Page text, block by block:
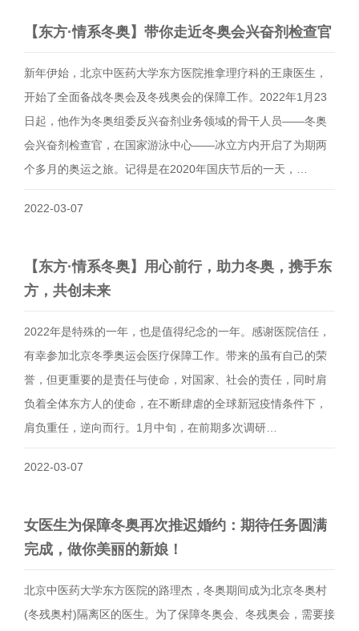
【东方·情系冬奥】带你走近冬奥会兴奋剂检查官
新年伊始，北京中医药大学东方医院推拿理疗科的王康医生，
开始了全面备战冬奥会及冬残奥会的保障工作。2022年1月23
日起，他作为冬奥组委反兴奋剂业务领域的骨干人员——冬奥
会兴奋剂检查官，在国家游泳中心——冰立方内开启了为期两
个多月的奥运之旅。记得是在2020年国庆节后的一天，…
2022-03-07
【东方·情系冬奥】用心前行，助力冬奥，携手东
方，共创未来
2022年是特殊的一年，也是值得纪念的一年。感谢医院信任，
有幸参加北京冬季奥运会医疗保障工作。带来的虽有自己的荣
誉，但更重要的是责任与使命，对国家、社会的责任，同时肩
负着全体东方人的使命，在不断肆虐的全球新冠疫情条件下，
肩负重任，逆向而行。1月中旬，在前期多次调研…
2022-03-07
女医生为保障冬奥再次推迟婚约：期待任务圆满
完成，做你美丽的新娘！
北京中医药大学东方医院的路理杰，冬奥期间成为北京冬奥村
(冬残奥村)隔离区的医生。为了保障冬奥会、冬残奥会，需要接